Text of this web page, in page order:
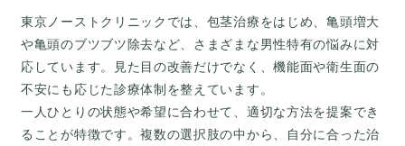
東京ノーストクリニックでは、包茎治療をはじめ、亀頭増大
や亀頭のブツブツ除去など、さまざまな男性特有の悩みに対
応しています。見た目の改善だけでなく、機能面や衛生面の
不安にも応じた診療体制を整えています。
一人ひとりの状態や希望に合わせて、適切な方法を提案でき
ることが特徴です。複数の選択肢の中から、自分に合った治